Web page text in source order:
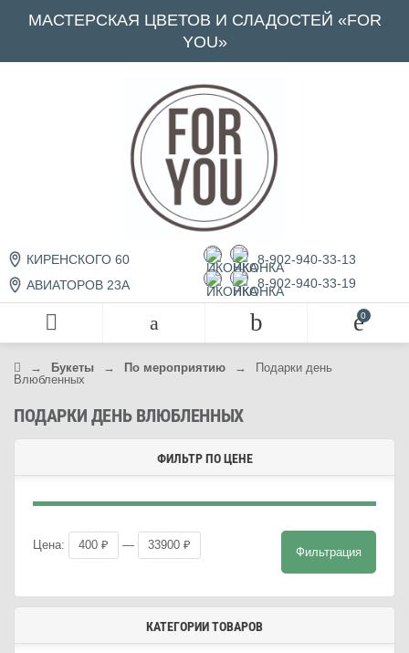
МАСТЕРСКАЯ ЦВЕТОВ И СЛАДОСТЕЙ «FOR
YOU»
КИРЕНСКОГО 60
АВИАТОРОВ 23А
8-902-940-33-13
8-902-940-33-19
→ Букеты → По мероприятию →
Подарки день
Влюбленных
ПОДАРКИ ДЕНЬ ВЛЮБЛЕННЫХ
ФИЛЬТР ПО ЦЕНЕ
цена
цена
Фильтрация
Цена: 400 ₽ — 33900 ₽
КАТЕГОРИИ ТОВАРОВ